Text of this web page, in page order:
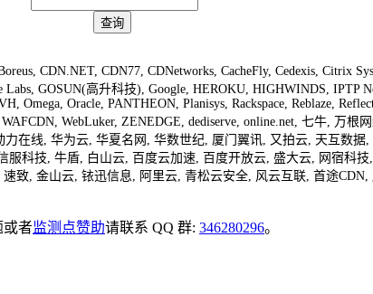
查询
, CDN.NET, CDN77, CDNetworks, CacheFly, Cedexis, Citrix
Labs, GOSUN(高升科技), Google, HEROKU, HIGHWINDS, IPTP
, Omega, Oracle, PANTHEON, Planisys, Rackspace, Reblaze,
WAFCDN, WebLuker, ZENEDGE, dediserve, online.net, 七牛, 万根
力在线, 华为云, 华夏名网 , 华数世纪, 厦门翼讯, 又拍云, 天互数据,
服科技, 牛盾, 白山云, 百度云加速, 百度开放云, 盛大云, 网宿科技
速致, 金山云, 铱迅信息, 阿里云, 青松云安全, 风云互联, 首途CDN,
或者监测点赞助请联系 QQ 群: 346280296。